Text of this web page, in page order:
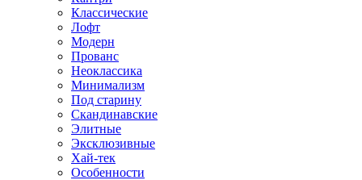
Классические
Лофт
Модерн
Прованс
Неоклассика
Минимализм
Под старину
Скандинавские
Элитные
Эксклюзивные
Хай-тек
Особенности